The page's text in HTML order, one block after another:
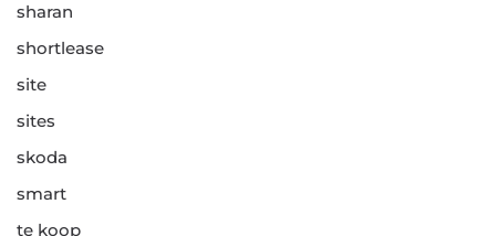
sharan
shortlease
site
sites
skoda
smart
te koop